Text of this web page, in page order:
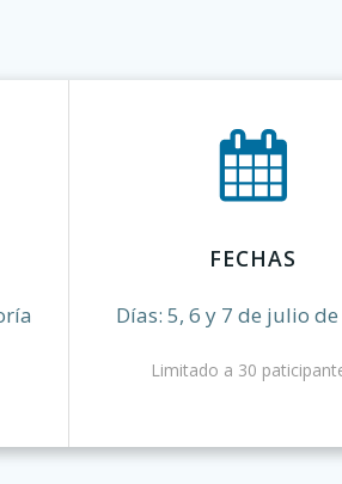
FECHAS
Días: 5, 6 y 7 de julio
Limitado a 30